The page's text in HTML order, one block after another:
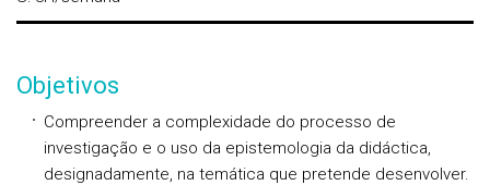
Objetivos
Compreender a complexidade do processo de
investigação e o uso da epistemologia da didáctica,
designadamente, na temática que pretende desenvolver.